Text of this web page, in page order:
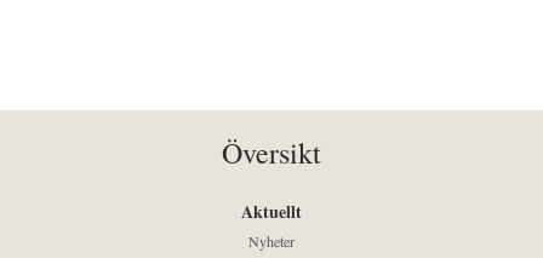
Översikt
Aktuellt
Nyheter